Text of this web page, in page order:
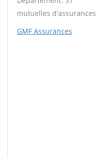
mutuelles d'assurances
GMF Assurances